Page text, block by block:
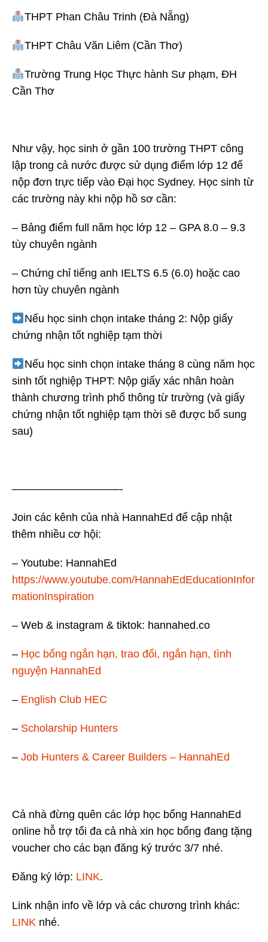
THPT Phan Châu Trinh (Đà Nẵng)
THPT Châu Văn Liêm (Cần Thơ)
Trường Trung Học Thực hành Sư phạm, ĐH
Cần Thơ
Như vậy, học sinh ở gần 100 trường THPT công
lập trong cả nước được sử dụng điểm lớp 12 để
nộp đơn trực tiếp vào Đại học Sydney. Học sinh từ
các trường này khi nộp hồ sơ cần:
– Bảng điểm full năm học lớp 12 – GPA 8.0 – 9.3
tùy chuyên ngành
– Chứng chỉ tiếng anh IELTS 6.5 (6.0) hoặc cao
hơn tùy chuyên ngành
Nếu học sinh chọn intake tháng 2: Nộp giấy
chứng nhận tốt nghiệp tạm thời
Nếu học sinh chọn intake tháng 8 cùng năm học
sinh tốt nghiệp THPT: Nộp giấy xác nhân hoàn
thành chương trình phổ thông từ trường (và giấy
chứng nhận tốt nghiệp tạm thời sẽ được bổ sung
sau)
——————————-
Join các kênh của nhà HannahEd để cập nhật
thêm nhiều cơ hội:
– Youtube: HannahEd
https://www.youtube.com/HannahEdEducationInfor
mationInspiration
– Web & instagram & tiktok: hannahed.co
– Học bổng ngắn hạn, trao đổi, ngắn hạn, tình
nguyện HannahEd
– English Club HEC
– Scholarship Hunters
– Job Hunters & Career Builders – HannahEd
Cả nhà đừng quên các lớp học bổng HannahEd
online hỗ trợ tối đa cả nhà xin học bổng đang tặng
voucher cho các bạn đăng ký trước 3/7 nhé.
Đăng ký lớp: LINK.
Link nhận info về lớp và các chương trình khác:
LINK nhé.